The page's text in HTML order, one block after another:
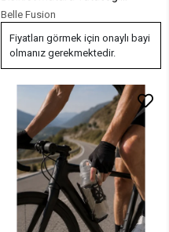
Kaymaz Sabitlemeli Aparat
Belle Fusion
Fiyatları görmek için onaylı bayi
olmanız gerekmektedir.